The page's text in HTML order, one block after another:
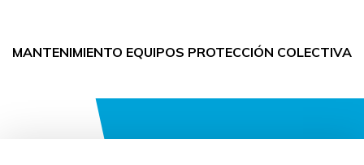
MANTENIMIENTO EQUIPOS PROTECCIÓN COLECTIVA